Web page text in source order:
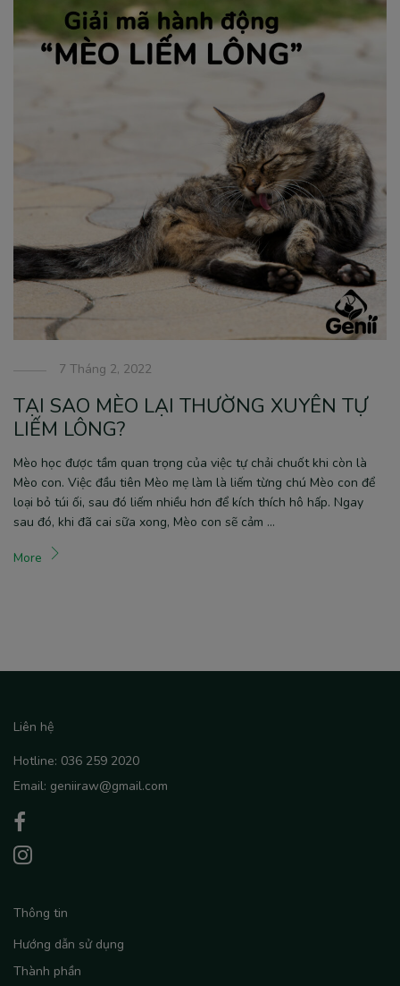
7 Tháng 2, 2022
TẠI SAO MÈO LẠI THƯỜNG XUYÊN TỰ
LIẾM LÔNG?
Mèo học được tầm quan trọng của việc tự chải chuốt khi còn là
Mèo con. Việc đầu tiên Mèo mẹ làm là liếm từng chú Mèo con để
loại bỏ túi ối, sau đó liếm nhiều hơn để kích thích hô hấp. Ngay
sau đó, khi đã cai sữa xong, Mèo con sẽ cảm …
More
Liên hệ
Hotline: 036 259 2020
Email: geniiraw@gmail.com
Thông tin
Hướng dẫn sử dụng
Thành phần